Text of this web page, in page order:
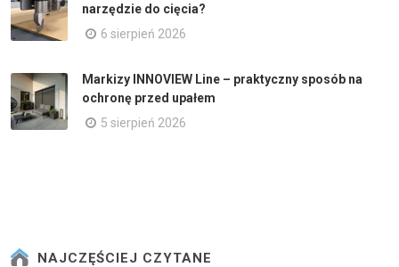
narzędzie do cięcia?
6 sierpień 2026
Markizy INNOVIEW Line – praktyczny sposób na
ochronę przed upałem
5 sierpień 2026
NAJCZĘŚCIEJ CZYTANE